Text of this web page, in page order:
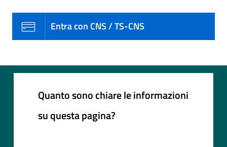
Entra con CNS / TS-CNS
Quanto sono chiare le informazioni
su questa pagina?